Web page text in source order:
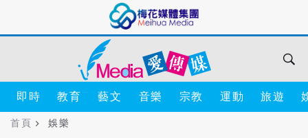
即時 教育 藝文 音樂 宗教 運動 旅遊
首頁 娛樂